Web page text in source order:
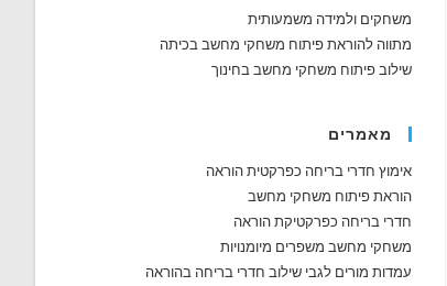
משחקים ולמידה משמעותית
מתווה להוראת פיתוח משחקי מחשב בכיתה
שילוב פיתוח משחקי מחשב בחינוך
מאמרים
אימוץ חדרי בריחה כפרקטית הוראה
הוראת פיתוח משחקי מחשב
חדרי בריחה כפרקטיקת הוראה
משחקי מחשב משפרים מיומנויות
עמדות מורים לגבי שילוב חדרי בריחה בהוראה